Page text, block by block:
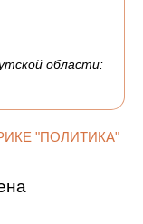
области:
"ПОЛИТИКА"